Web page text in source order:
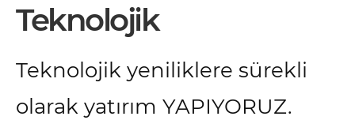
Teknolojik
Teknolojik yeniliklere sürekli
olarak yatırım YAPIYORUZ.